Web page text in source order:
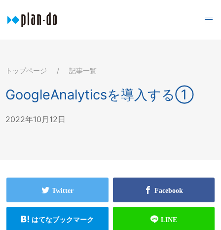
トップページ 記事一覧
GoogleAnalyticsを導入する①
2022年10月12日